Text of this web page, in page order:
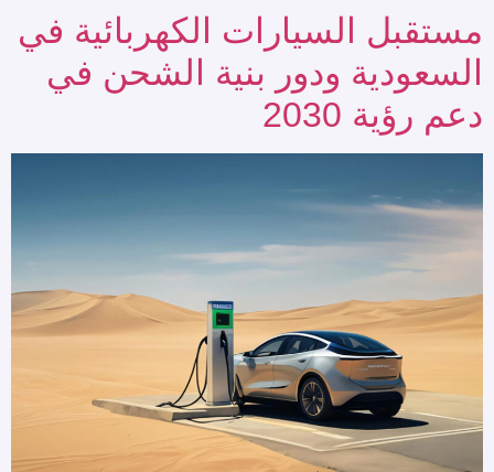
مستقبل السيارات الكهربائية في
السعودية ودور بنية الشحن في
دعم رؤية 2030